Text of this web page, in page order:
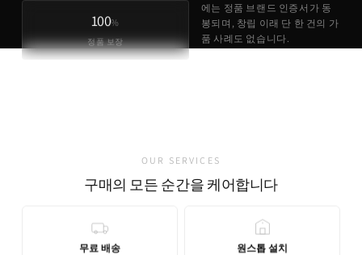
에는 정품 브랜드 인증서가 동
봉되며, 창립 이래 단 한 건의 가
품 사례도 없습니다.
100%
정품 보장
OUR SERVICES
구매의 모든 순간을 케어합니다
무료 배송 원스톱 설치